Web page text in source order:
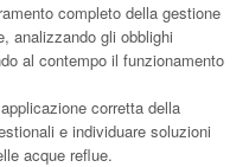
completo della gestione
analizzando gli obblighi
al contempo il funzionamento
corretta della
e individuare soluzioni
acque reflue.